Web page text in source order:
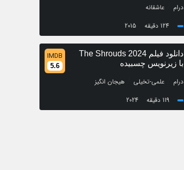
درام /عاشقانه
124 دقیقه
2015
دانلود فیلم The Shrouds 2024
با زیرنویس چسبیده
IMDB
5.6
درام /علمی-تخیلی /هیجان انگیز
119 دقیقه
2024